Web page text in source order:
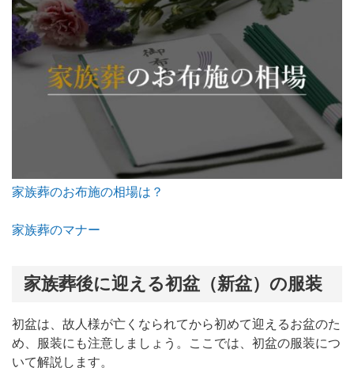
家族葬のお布施の相場は？
家族葬のマナー
家族葬後に迎える初盆（新盆）の服装
初盆は、故人様が亡くなられてから初めて迎えるお盆のた
め、服装にも注意しましょう。ここでは、初盆の服装につ
いて解説します。